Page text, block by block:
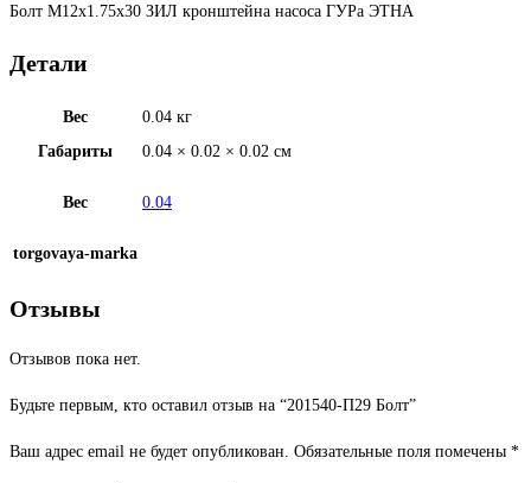
Болт М12х1.75х30 ЗИЛ кронштейна насоса ГУРа ЭТНА
Детали
Вес
0.04 кг
Габариты
0.04 × 0.02 × 0.02 см
Вес 0.04
torgovaya-marka
Отзывы
Отзывов пока нет.
Будьте первым, кто оставил отзыв на “201540-П29 Болт”
Ваш адрес email не будет опубликован. Обязательные поля помечены *